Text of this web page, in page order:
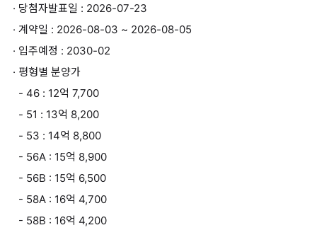
· 당첨자발표일 : 2026-07-23
· 계약일 : 2026-08-03 ~ 2026-08-05
· 입주예정 : 2030-02
· 평형별 분양가
- 46 : 12억 7,700
- 51 : 13억 8,200
- 53 : 14억 8,800
- 56A : 15억 8,900
- 56B : 15억 6,500
- 58A : 16억 4,700
- 58B : 16억 4,200